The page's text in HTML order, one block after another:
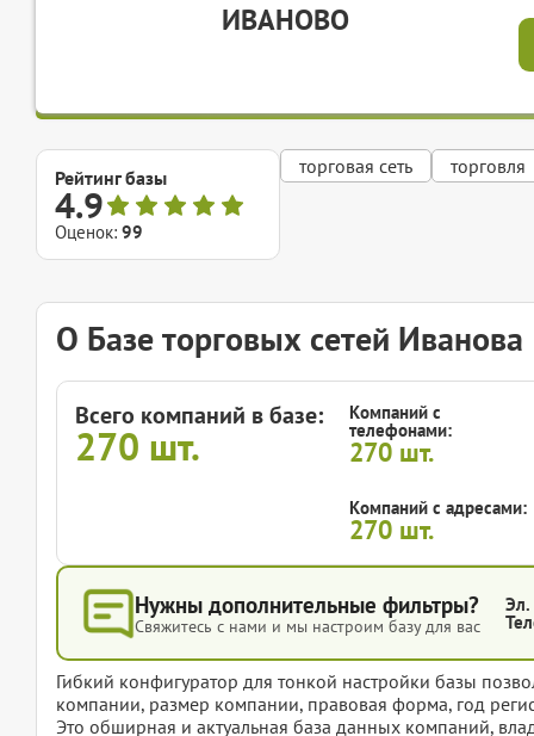
ИВАНОВО
Рейтинг базы
4.9
Оценок: 99
торговая сеть торговля
О Базе торговых сетей Иванова
Всего компаний в базе:
270 шт.
Компаний с
телефонами:
270 шт.
Компаний с адресами:
270 шт.
Нужны дополнительные фильтры?
Свяжитесь с нами и мы настроим базу для вас
Эл.
Гибкий конфигуратор для тонкой настройки базы
компании, размер компании, правовая форма, год
Это обширная и актуальная база данных компаний,